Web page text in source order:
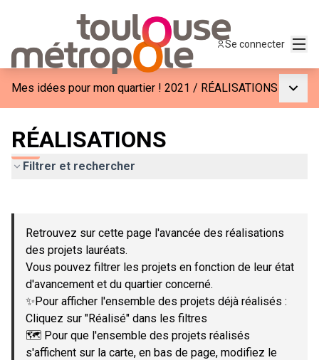
Se connecter
Mes idées pour mon quartier ! 2021 / RÉALISATIONS
RÉALISATIONS
Filtrer et rechercher
−
Retrouvez sur cette page l'avancée des réalisations
des projets lauréats.
Vous pouvez filtrer les projets en fonction de leur état
d'avancement et du quartier concerné.
✨Pour afficher l'ensemble des projets déjà réalisés :
Cliquez sur "Réalisé" dans les filtres
🗺️ Pour que l'ensemble des projets réalisés
s'affichent sur la carte, en bas de page, modifiez le